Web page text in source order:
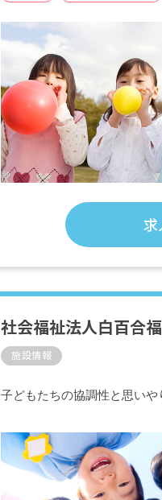
求
社会福祉法人白百合
施設情報
子どもたちの協調性と思いや